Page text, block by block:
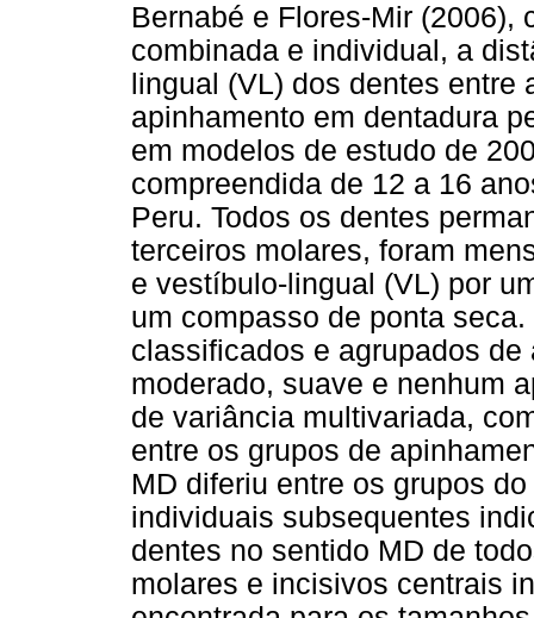
Bernabé e Flores-Mir (2006),
combinada e individual, a
lingual (VL) dos dentes
apinhamento em dentadura
em modelos de estudo de
compreendida de 12 a 16
Peru. Todos os dentes
terceiros molares, foram
e vestíbulo-lingual (VL) por
um compasso de ponta
classificados e agrupados
moderado, suave e nenhum
de variância multivariada,
entre os grupos de
MD diferiu entre os grupos
individuais subsequentes
dentes no sentido MD de
molares e incisivos centrais